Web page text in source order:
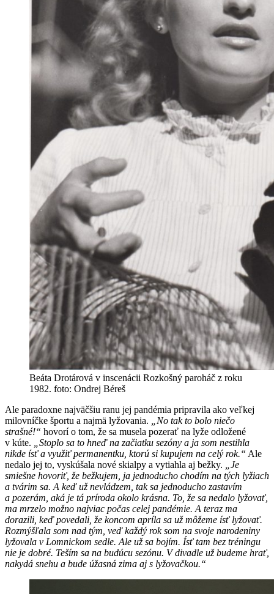
Beáta Drotárová v inscenácii Rozkošný paroháč z roku
1982. foto: Ondrej Béreš
Ale paradoxne najväčšiu ranu jej pandémia pripravila ako veľkej
milovníčke športu a najmä lyžovania.
„No tak to bolo niečo
strašné!“ hovorí o tom, že sa musela pozerať na lyže odložené
v kúte.
„Stoplo sa to hneď na začiatku sezóny a ja som nestihla
nikde ísť a využiť permanentku, ktorú si kupujem na celý rok.“ Ale
nedalo jej to, vyskúšala nové skialpy a vytiahla aj bežky.
„Je
smiešne hovoriť, že bežkujem, ja jednoducho chodím na tých lyžiach
a tvárim sa. A keď už nevládzem, tak sa jednoducho zastavím
a pozerám, aká je tá príroda okolo krásna. To, že sa nedalo lyžovať,
ma mrzelo možno najviac počas celej pandémie. A teraz ma
dorazili, keď povedali, že koncom apríla sa už môžeme ísť lyžovať.
Rozmýšľala som nad tým, veď každý rok som na svoje narodeniny
lyžovala v Lomnickom sedle. Ale už sa bojím. Ísť tam bez tréningu
nie je dobré. Teším sa na budúcu sezónu. V divadle už budeme hrať,
nakydá snehu a bude úžasná zima aj s lyžovačkou.“